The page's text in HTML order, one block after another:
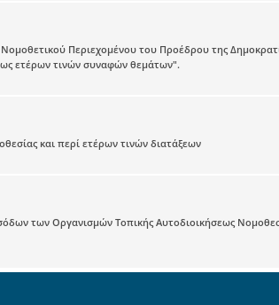
Περιεχομένου του Προέδρου της
ετέρων τινών συναφών θεμάτων".
και περί ετέρων τινών διατάξεων
των Οργανισμών Τοπικής Αυτοδιοικήσεως